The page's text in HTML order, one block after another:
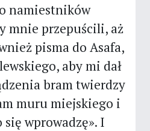
namiestników
mnie przepuścili, aż
pisma do Asafa,
aby mi dał
bram twierdzy
muru miejskiego i
wprowadzę». I